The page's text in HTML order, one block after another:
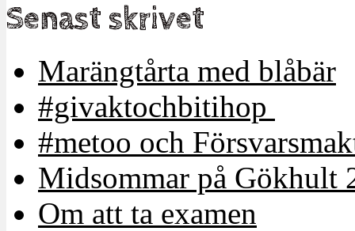
Senast skrivet
Marängtårta med blåbär
#givaktochbitihop
#metoo och
Midsommar på Gökhult
Om att ta examen